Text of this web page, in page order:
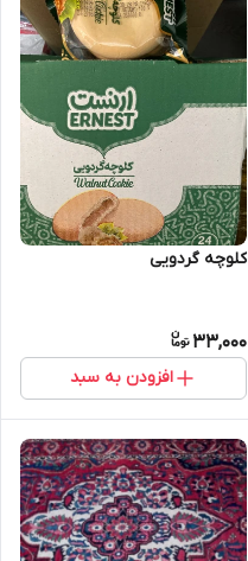
کلوچه گردویی
33,000
افزودن به سبد